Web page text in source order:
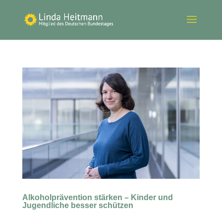
Alkoholprävention stärken – Kinder und
Jugendliche besser schützen